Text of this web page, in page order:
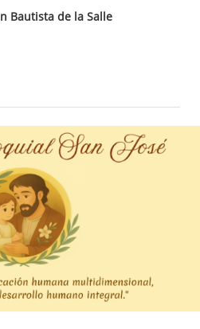
Bautista de la Salle